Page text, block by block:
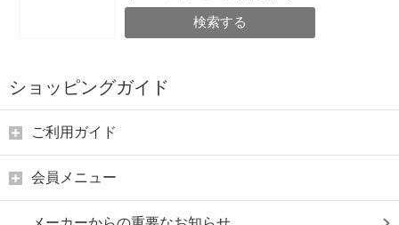
検索する
ショッピングガイド
ご利用ガイド
会員メニュー